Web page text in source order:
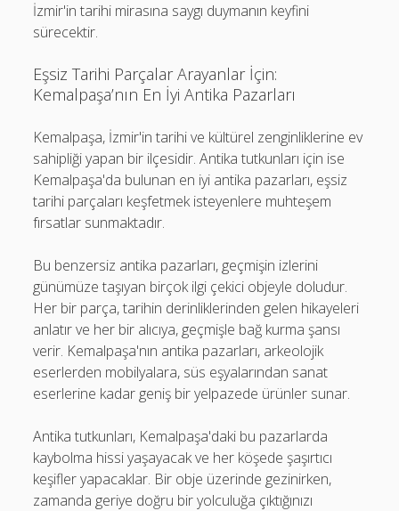
İzmir'in tarihi mirasına saygı duymanın keyfini
sürecektir.
Eşsiz Tarihi Parçalar Arayanlar İçin:
Kemalpaşa’nın En İyi Antika Pazarları
Kemalpaşa, İzmir'in tarihi ve kültürel zenginliklerine ev
sahipliği yapan bir ilçesidir. Antika tutkunları için ise
Kemalpaşa'da bulunan en iyi antika pazarları, eşsiz
tarihi parçaları keşfetmek isteyenlere muhteşem
fırsatlar sunmaktadır.
Bu benzersiz antika pazarları, geçmişin izlerini
günümüze taşıyan birçok ilgi çekici objeyle doludur.
Her bir parça, tarihin derinliklerinden gelen hikayeleri
anlatır ve her bir alıcıya, geçmişle bağ kurma şansı
verir. Kemalpaşa'nın antika pazarları, arkeolojik
eserlerden mobilyalara, süs eşyalarından sanat
eserlerine kadar geniş bir yelpazede ürünler sunar.
Antika tutkunları, Kemalpaşa'daki bu pazarlarda
kaybolma hissi yaşayacak ve her köşede şaşırtıcı
keşifler yapacaklar. Bir obje üzerinde gezinirken,
zamanda geriye doğru bir yolculuğa çıktığınızı